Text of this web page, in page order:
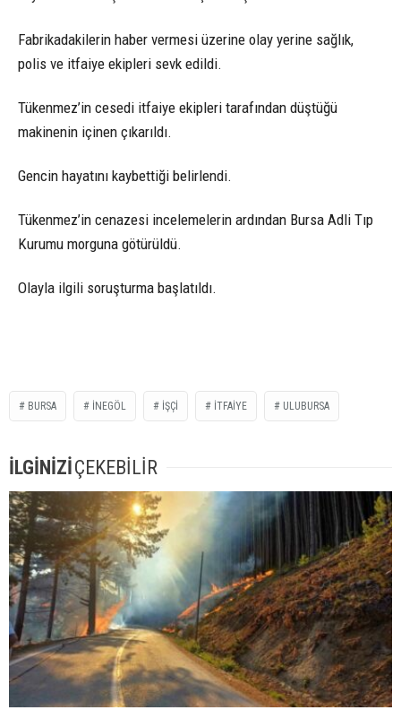
Fabrikadakilerin haber vermesi üzerine olay yerine sağlık,
polis ve itfaiye ekipleri sevk edildi.
Tükenmez’in cesedi itfaiye ekipleri tarafından düştüğü
makinenin içinen çıkarıldı.
Gencin hayatını kaybettiği belirlendi.
Tükenmez’in cenazesi incelemelerin ardından Bursa Adli Tıp
Kurumu morguna götürüldü.
Olayla ilgili soruşturma başlatıldı.
BURSA INEGÖL IŞÇI ITFAIYE ULUBURSA
İLGİNİZİÇEKEBİLİR